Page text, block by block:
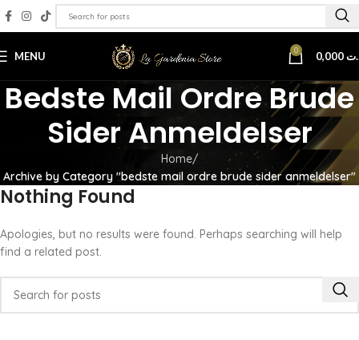
MENU 0
Bedste Mail Ordre Brude
Sider Anmeldelser
Home
Archive by Category "bedste mail ordre brude sider anmeldelser"
Nothing Found
Apologies, but no results were found. Perhaps searching will help
find a related post.